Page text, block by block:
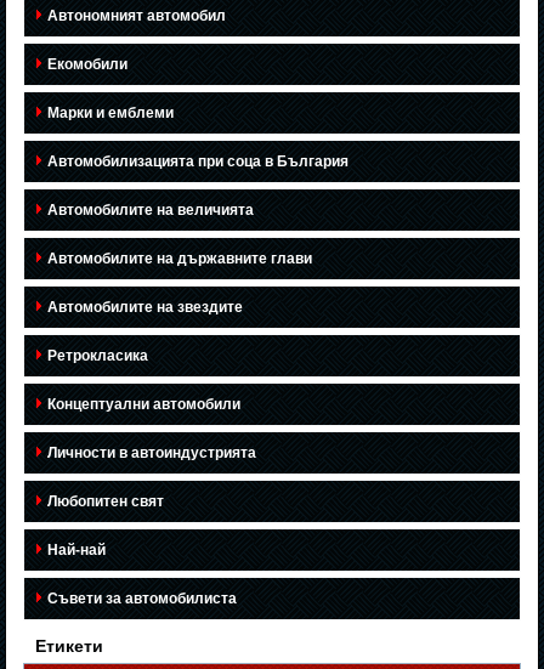
Автономният автомобил
Екомобили
Марки и емблеми
Автомобилизацията при соца в България
Автомобилите на величията
Автомобилите на държавните глави
Автомобилите на звездите
Ретрокласика
Концептуални автомобили
Личности в автоиндустрията
Любопитен свят
Най-най
Съвети за автомобилиста
Етикети